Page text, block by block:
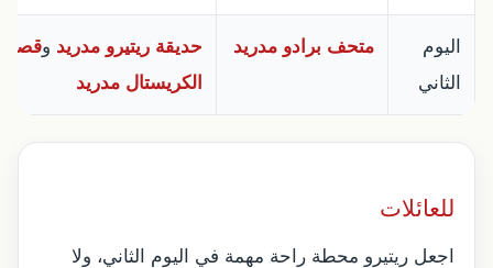
اليوم
الثاني
متحف برادو مدريد حديقة ريتيرو مدريد وقصر
الكريستال مدريد
للعائلات
اجعل ريتيرو محطة راحة مهمة في اليوم الثاني، ولا